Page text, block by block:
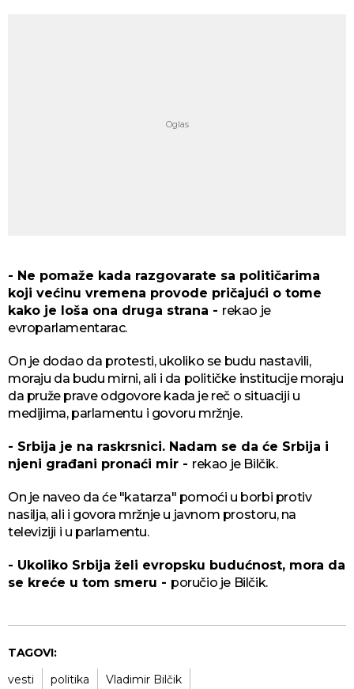
- Ne pomaže kada razgovarate sa političarima
koji većinu vremena provode pričajući o tome
kako je loša ona druga strana - rekao je
evroparlamentarac.
On je dodao da protesti, ukoliko se budu nastavili,
moraju da budu mirni, ali i da političke institucije moraju
da pruže prave odgovore kada je reč o situaciji u
medijima, parlamentu i govoru mržnje.
- Srbija je na raskrsnici. Nadam se da će Srbija i
njeni građani pronaći mir - rekao je Bilčik.
On je naveo da će "katarza" pomoći u borbi protiv
nasilja, ali i govora mržnje u javnom prostoru, na
televiziji i u parlamentu.
- Ukoliko Srbija želi evropsku budućnost, mora da
se kreće u tom smeru - poručio je Bilčik.
TAGOVI:
vesti
politika Vladimir Bilčik